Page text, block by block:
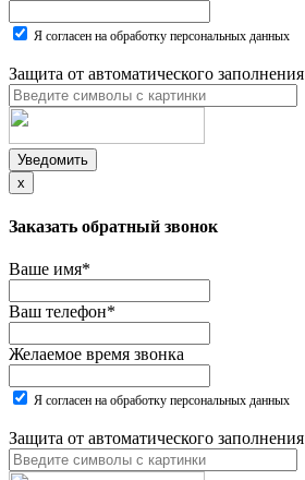
Я согласен на обработку персональных данных
Защита от автоматического заполнения
Уведомить
x
Заказать обратный звонок
Ваше имя*
Ваш телефон*
Желаемое время звонка
Я согласен на обработку персональных данных
Защита от автоматического заполнения